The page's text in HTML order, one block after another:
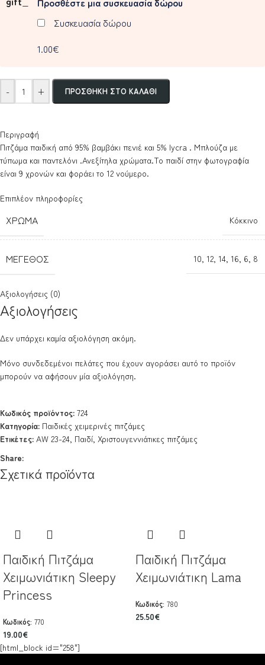
Συσκευασία δώρου
1.00€
- + ΠΡΟΣΘΉΚΗ ΣΤΟ ΚΑΛΆΘΙ
Περιγραφή
Πιτζάμα παιδική από 95% βαμβάκι πενιέ και 5% lycra . Μπλούζα με
τύπωμα και παντελόνι .Ανεξίτηλα χρώματα.Το παιδί στην φωτογραφία
είναι 9 χρονών και φοράει το 12 νούμερο.
Επιπλέον πληροφορίες
ΧΡΏΜΑ Κόκκινο
ΜΈΓΕΘΟΣ 10, 12, 14, 16, 6, 8
Αξιολογήσεις (0)
Αξιολογήσεις
Δεν υπάρχει καμία αξιολόγηση ακόμη.
Μόνο συνδεδεμένοι πελάτες που έχουν αγοράσει αυτό το προϊόν
μπορούν να αφήσουν μία αξιολόγηση.
Κωδικός προϊόντος: 724
Κατηγορία: Παιδικές χειμερινές πιτζάμες
Ετικέτες: AW 23-24, Παιδί, Χριστουγεννιάτικες πιτζάμες
Share:
Σχετικά προϊόντα
Παιδική Πιτζάμα
Χειμωνιάτικη Sleepy
Princess
Κωδικός: 770
19.00€
Παιδική Πιτζάμα
Χειμωνιάτικη Lama
Κωδικός: 780
25.50€
[html_block id="258"]